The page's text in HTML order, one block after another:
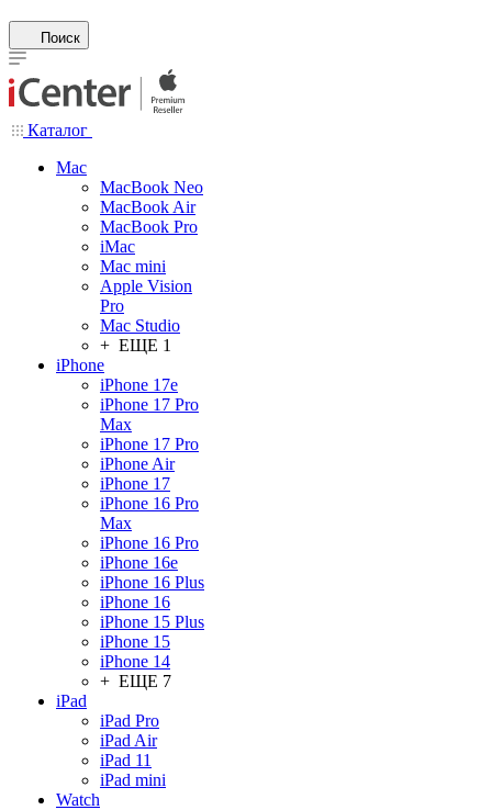
Поиск
Каталог
Mac
MacBook Neo
MacBook Air
MacBook Pro
iMac
Mac mini
Apple Vision
Pro
Mac Studio
+ ЕЩЕ 1
iPhone
iPhone 17e
iPhone 17 Pro
Max
iPhone 17 Pro
iPhone Air
iPhone 17
iPhone 16 Pro
Max
iPhone 16 Pro
iPhone 16e
iPhone 16 Plus
iPhone 16
iPhone 15 Plus
iPhone 15
iPhone 14
+ ЕЩЕ 7
iPad
iPad Pro
iPad Air
iPad 11
iPad mini
Watch